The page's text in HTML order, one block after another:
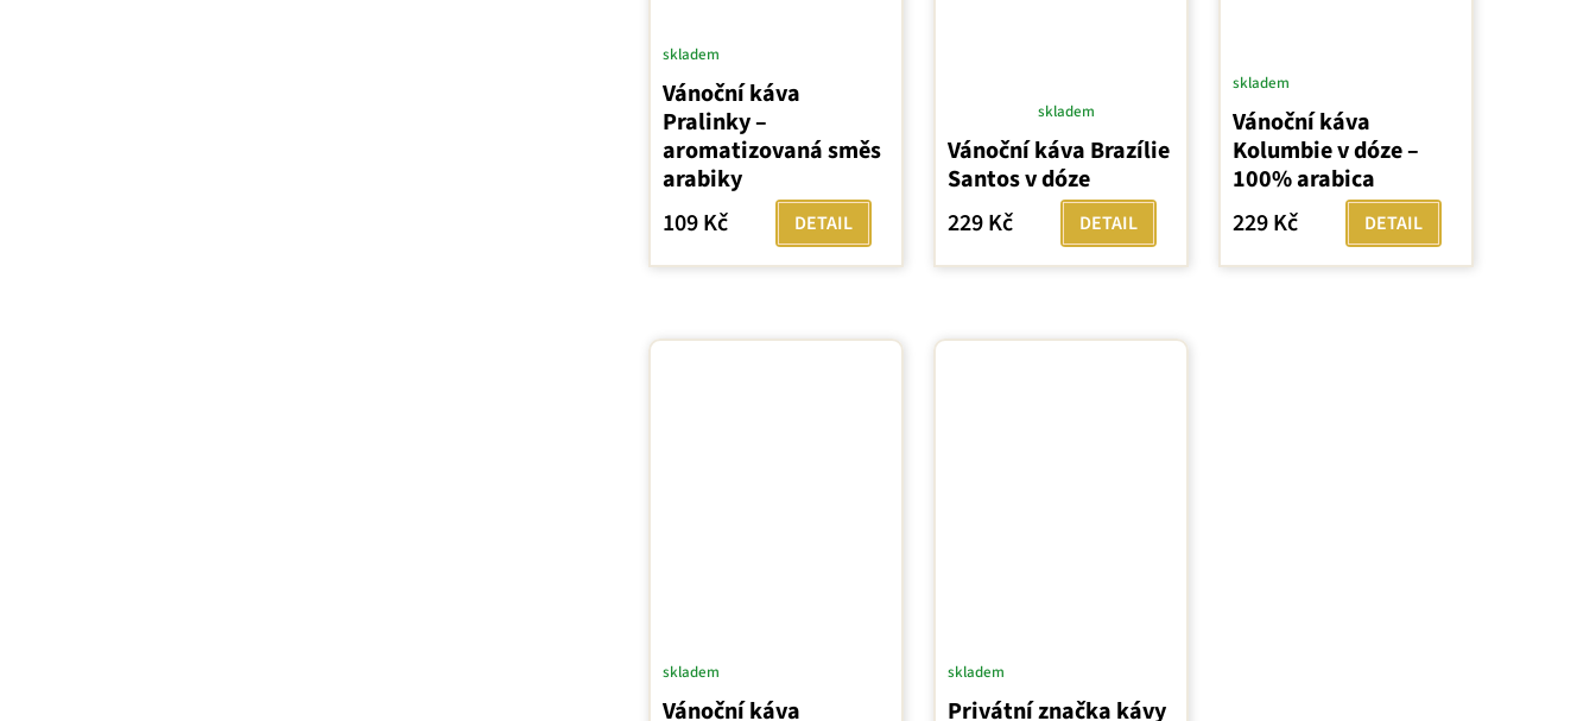
Vánoční káva
Pralinky –
aromatizovaná směs
arabiky
skladem
109 Kč DETAIL
Vánoční káva Brazílie
Santos v dóze
hodnocení
produktu
je
5,0
z
skladem
229 Kč DETAIL
Vánoční káva
Kolumbie v dóze –
100% arabica
skladem
229 Kč DETAIL
Vánoční káva
skladem
Privátní značka kávy
skladem